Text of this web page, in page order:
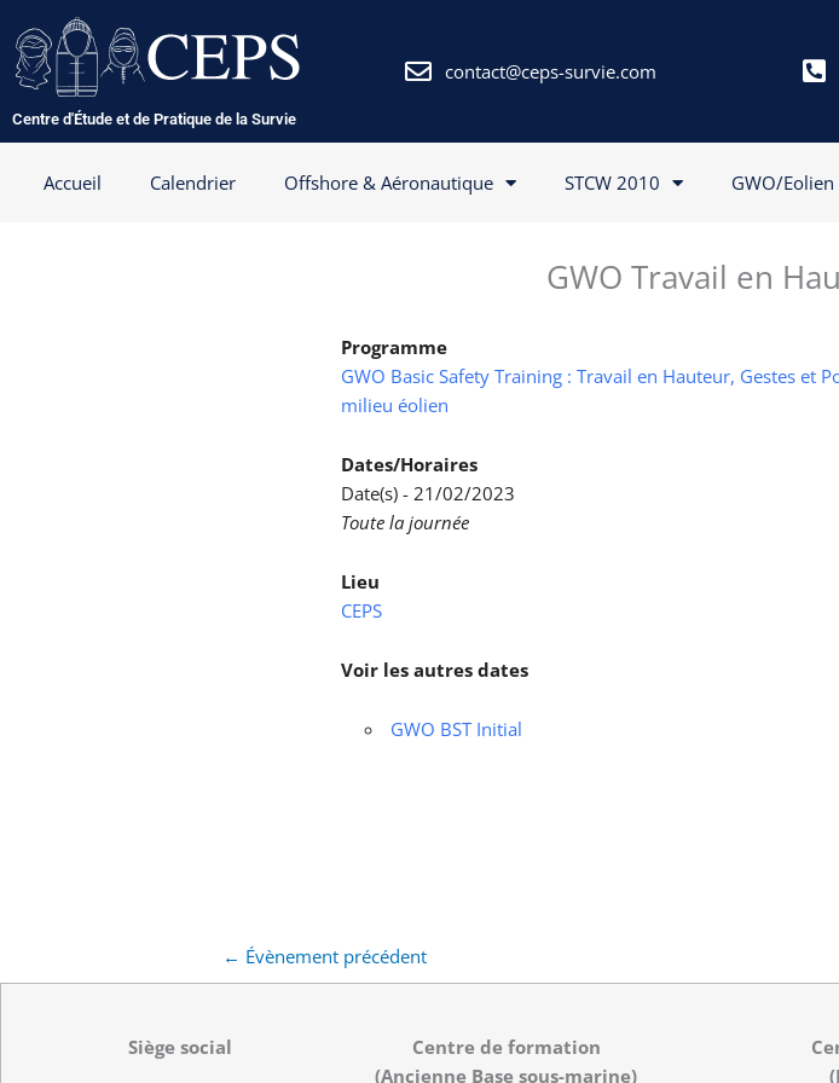
au
contenu
Centre d'Étude et de Pratique de la Survie
contact@ceps-survie.com
Accueil Calendrier Offshore & Aéronautique STCW 2010 GWO/Eolien
GWO Travail en
Programme
GWO Basic Safety Training : Travail en Hauteur, Gestes et
milieu éolien
Dates/Horaires
Date(s) - 21/02/2023
Toute la journée
Lieu
CEPS
Voir les autres dates
GWO BST Initial
← Évènement précédent
Siège social
Centre de formation
(Ancienne Base sous-marine)